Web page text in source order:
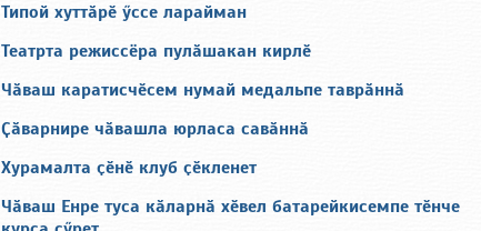
Типой хуттӑрӗ ӳссе ларайман
Театрта режиссёра пулӑшакан кирлӗ
Чӑваш каратисчӗсем нумай медальпе таврӑннӑ
Ҫӑварнире чӑвашла юрласа савӑннӑ
Хурамалта ҫӗнӗ клуб ҫӗкленет
Чӑваш Енре туса кӑларнӑ хӗвел батарейкисемпе тӗнче